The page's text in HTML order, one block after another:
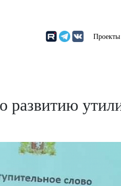
Проекты
развитию